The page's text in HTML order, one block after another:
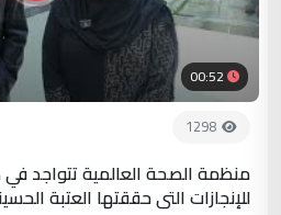
00:52
1298
منظمة الصحة العالمية تتواجد في
للإنجازات التي حققتها العتبة